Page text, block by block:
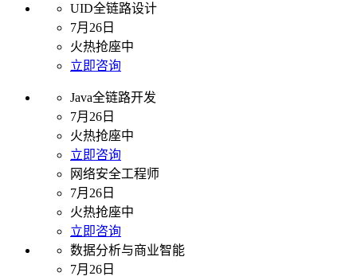
UID全链路设计
7月26日
火热抢座中
立即咨询
Java全链路开发
7月26日
火热抢座中
立即咨询
网络安全工程师
7月26日
火热抢座中
立即咨询
数据分析与商业智能
7月26日